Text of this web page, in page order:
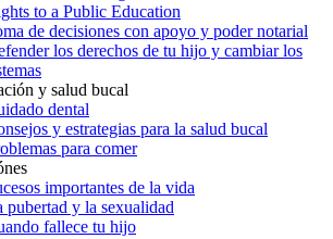
to a Public Education
de decisiones con apoyo y poder notarial
los derechos de tu hijo y cambiar los
y salud bucal
dental
y estrategias para la salud bucal
para comer
importantes de la vida
pubertad y la sexualidad
fallece tu hijo